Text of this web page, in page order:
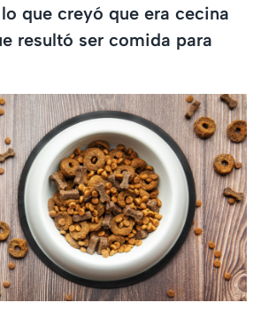
que creyó que era cecina
resultó ser comida para